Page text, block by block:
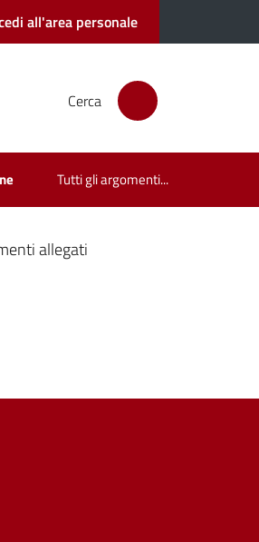
all'area personale
Cerca
Tutti gli argomenti...
allegati